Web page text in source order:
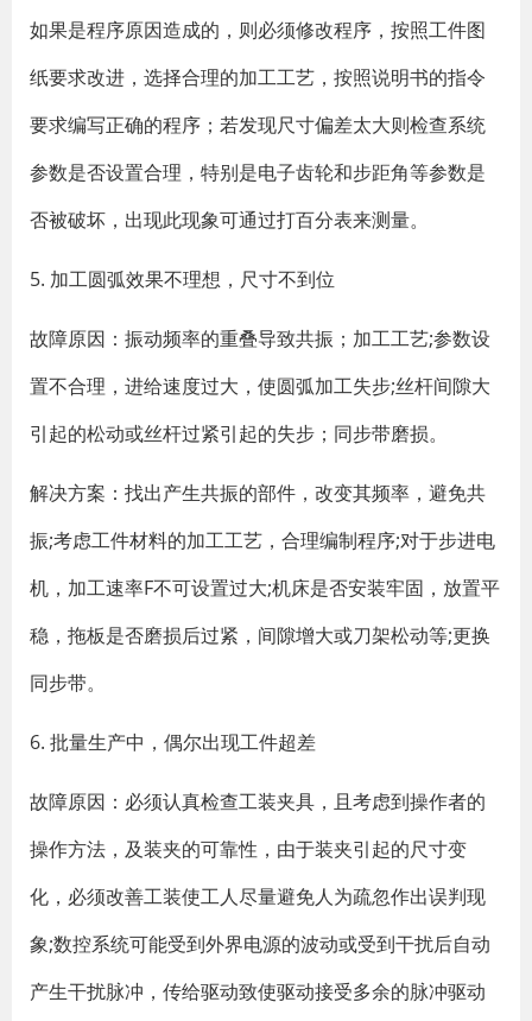
如果是程序原因造成的，则必须修改程序，按照工件图
纸要求改进，选择合理的加工工艺，按照说明书的指令
要求编写正确的程序；若发现尺寸偏差太大则检查系统
参数是否设置合理，特别是电子齿轮和步距角等参数是
否被破坏，出现此现象可通过打百分表来测量。
5. 加工圆弧效果不理想，尺寸不到位
故障原因：振动频率的重叠导致共振；加工工艺;参数设
置不合理，进给速度过大，使圆弧加工失步;丝杆间隙大
引起的松动或丝杆过紧引起的失步；同步带磨损。
解决方案：找出产生共振的部件，改变其频率，避免共
振;考虑工件材料的加工工艺，合理编制程序;对于步进电
机，加工速率F不可设置过大;机床是否安装牢固，放置平
稳，拖板是否磨损后过紧，间隙增大或刀架松动等;更换
同步带。
6. 批量生产中，偶尔出现工件超差
故障原因：必须认真检查工装夹具，且考虑到操作者的
操作方法，及装夹的可靠性，由于装夹引起的尺寸变
化，必须改善工装使工人尽量避免人为疏忽作出误判现
象;数控系统可能受到外界电源的波动或受到干扰后自动
产生干扰脉冲，传给驱动致使驱动接受多余的脉冲驱动